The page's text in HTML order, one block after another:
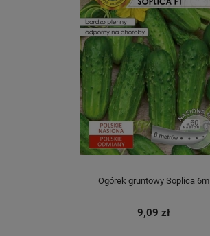
Ogórek gruntowy Soplica 6m
9,09 zł